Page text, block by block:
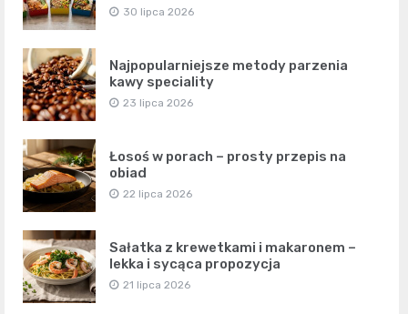
30 lipca 2026
Najpopularniejsze metody parzenia
kawy speciality
23 lipca 2026
Łosoś w porach – prosty przepis na
obiad
22 lipca 2026
Sałatka z krewetkami i makaronem –
lekka i sycąca propozycja
21 lipca 2026